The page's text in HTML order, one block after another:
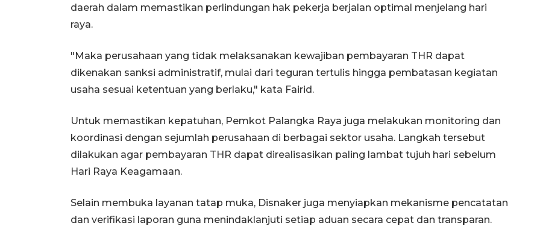
daerah dalam memastikan perlindungan hak pekerja berjalan optimal menjelang hari
raya.
"Maka perusahaan yang tidak melaksanakan kewajiban pembayaran THR dapat
dikenakan sanksi administratif, mulai dari teguran tertulis hingga pembatasan kegiatan
usaha sesuai ketentuan yang berlaku," kata Fairid.
Untuk memastikan kepatuhan, Pemkot Palangka Raya juga melakukan monitoring dan
koordinasi dengan sejumlah perusahaan di berbagai sektor usaha. Langkah tersebut
dilakukan agar pembayaran THR dapat direalisasikan paling lambat tujuh hari sebelum
Hari Raya Keagamaan.
Selain membuka layanan tatap muka, Disnaker juga menyiapkan mekanisme pencatatan
dan verifikasi laporan guna menindaklanjuti setiap aduan secara cepat dan transparan.